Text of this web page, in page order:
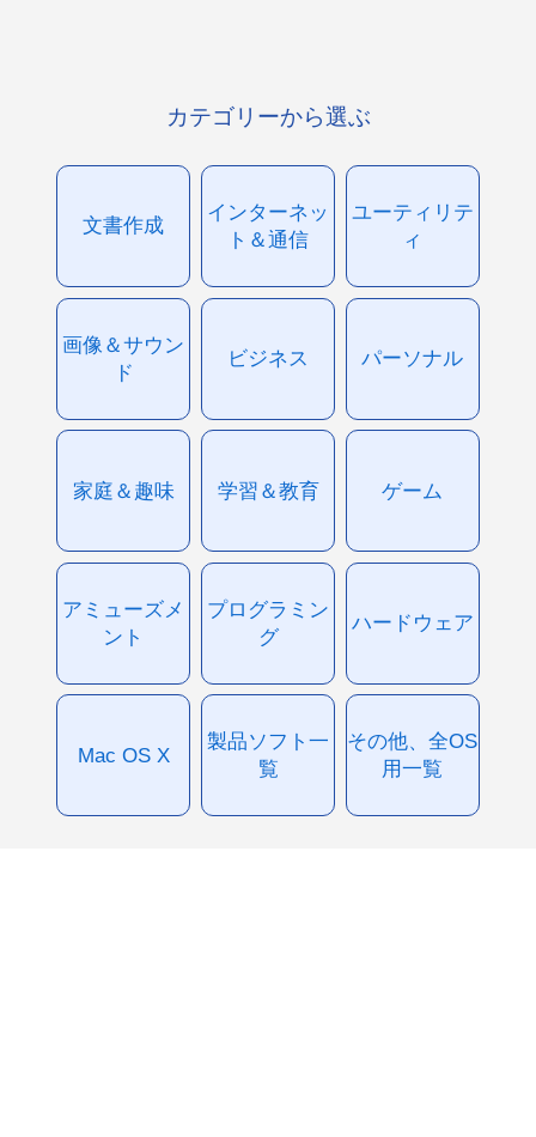
カテゴリーから選ぶ
文書作成
インターネッ
ト＆通信
ユーティリテ
ィ
画像＆サウン
ド
ビジネス パーソナル
家庭＆趣味 学習＆教育 ゲーム
アミューズメ
ント
プログラミン
グ
ハードウェア
Mac OS X
製品ソフト一
覧
その他、全OS
用一覧